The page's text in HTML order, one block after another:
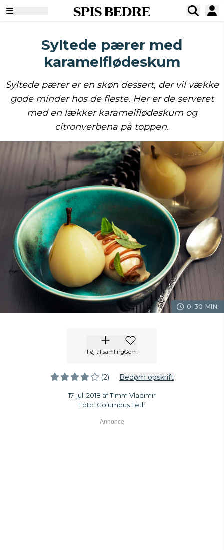
SPIS BEDRE
Syltede pærer med
karamelflødeskum
Syltede pærer er en skøn dessert, der vil vække
gode minder hos de fleste. Her er de serveret
med en lækker karamelflødeskum og
citronverbena på toppen.
0-30 MIN.
Føj til samlingGem
(2) Bedøm opskrift
17. juli 2018 af Timm Vladimir
Foto: Columbus Leth